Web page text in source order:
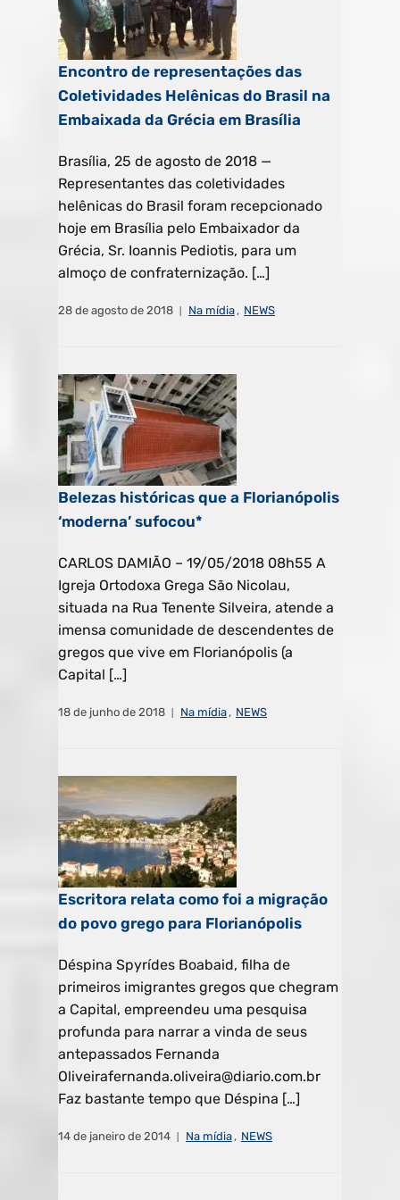
Encontro de representações das
Coletividades Helênicas do Brasil na
Embaixada da Grécia em Brasília
Brasília, 25 de agosto de 2018 —
Representantes das coletividades
helênicas do Brasil foram recepcionado
hoje em Brasília pelo Embaixador da
Grécia, Sr. Ioannis Pediotis, para um
almoço de confraternização. […]
28 de agosto de 2018 Na mídia , NEWS
Belezas históricas que a Florianópolis
‘moderna’ sufocou*
CARLOS DAMIÃO – 19/05/2018 08h55 A
Igreja Ortodoxa Grega São Nicolau,
situada na Rua Tenente Silveira, atende a
imensa comunidade de descendentes de
gregos que vive em Florianópolis (a
Capital […]
18 de junho de 2018 Na mídia , NEWS
Escritora relata como foi a migração
do povo grego para Florianópolis
Déspina Spyrídes Boabaid, filha de
primeiros imigrantes gregos que chegram
a Capital, empreendeu uma pesquisa
profunda para narrar a vinda de seus
antepassados Fernanda
Oliveirafernanda.oliveira@diario.com.br
Faz bastante tempo que Déspina […]
14 de janeiro de 2014 Na mídia , NEWS